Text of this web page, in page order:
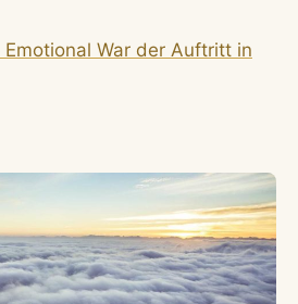
Emotional War der Auftritt in